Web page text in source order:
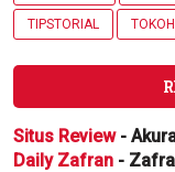
TIPSTORIAL TOKOH
Situs Review-
Daily Zafran -